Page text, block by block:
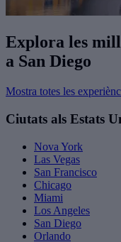
Explora les
a San Diego
Mostra totes les
Ciutats als Estats
Nova York
Las Vegas
San Francisco
Chicago
Miami
Los Angeles
San Diego
Orlando